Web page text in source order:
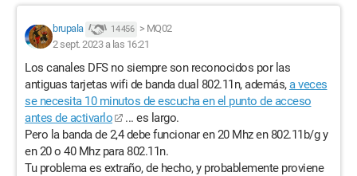
brupala 14 456 > MQ02
2 sept. 2023 a las 16:21
Los canales DFS no siempre son reconocidos por las
antiguas tarjetas wifi de banda dual 802.11n, además,a veces
se necesita 10 minutos de escucha en el punto de acceso
antes de activarlo
... es largo.
Pero la banda de 2,4 debe funcionar en 20 Mhz en 802.11b/g y
en 20 o 40 Mhz para 802.11n.
Tu problema es extraño, de hecho, y probablemente proviene